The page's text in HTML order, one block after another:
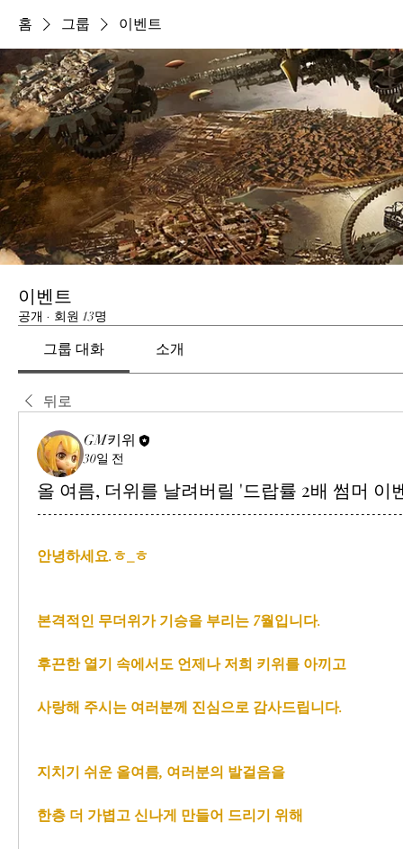
홈 그룹 이벤트
이벤트
공개 · 회원 13명
그룹 대화 소개
뒤로
GM키위
30일 전
올 여름, 더위를 날려버릴 '드랍률 2배 썸머 이
안녕하세요.ㅎ_ㅎ
본격적인 무더위가 기승을 부리는 7월입니다.
후끈한 열기 속에서도 언제나 저희 키위를 아끼고
사랑해 주시는 여러분께 진심으로 감사드립니다.
지치기 쉬운 올여름, 여러분의 발걸음을
한층 더 가볍고 신나게 만들어 드리기 위해